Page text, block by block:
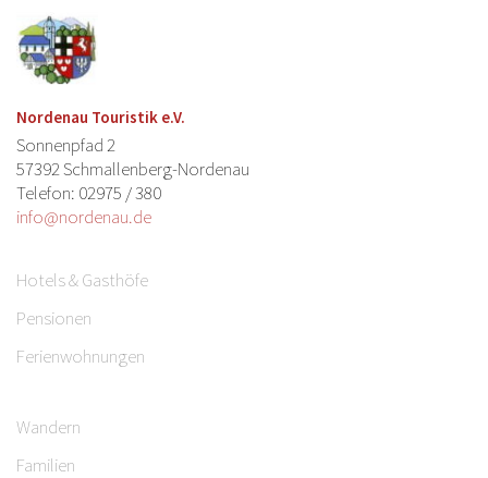
Nordenau Touristik e.V.
Sonnenpfad 2
57392 Schmallenberg-Nordenau
Telefon: 02975 / 380
info@nordenau.de
Hotels & Gasthöfe
Pensionen
Ferienwohnungen
Wandern
Familien